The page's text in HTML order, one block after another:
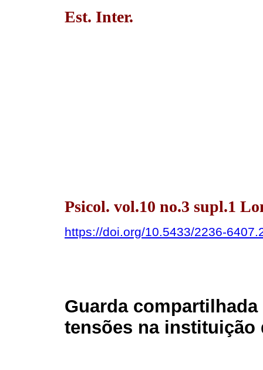
Est. Inter.
Psicol. vol.10 no.3 supl.1
https://doi.org/10.5433/2236-
Guarda
tensões na instituição